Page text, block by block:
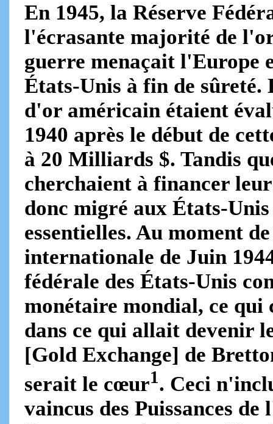
En 1945, la Réserve
l'écrasante majorité de
guerre menaçait l'Europe
États-Unis à fin de sûreté.
d'or américain étaient
1940 après le début de
à 20 Milliards $. Tandis
cherchaient à financer
donc migré aux États-
essentielles. Au moment
internationale de Juin
fédérale des États-Unis
monétaire mondial, ce
dans ce qui allait devenir
[Gold Exchange] de
serait le cœur1. Ceci
vaincus des Puissances